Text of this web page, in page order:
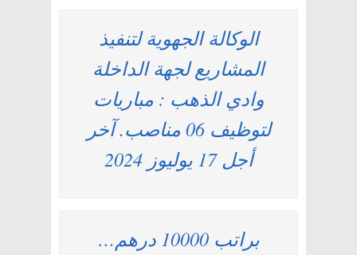
الوكالة الجهوية لتنفيذ
المشاريع لجهة الداخلة
وادي الذهب : مباريات
لتوظيف 06 مناصب. آخر
أجل 17 يوليوز 2024
براتب 10000 درهم…